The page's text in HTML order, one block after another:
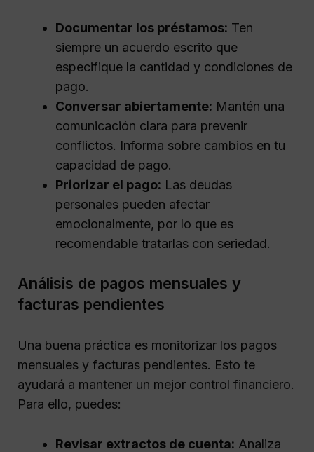
Documentar los préstamos: Ten
siempre un acuerdo escrito que
especifique la cantidad y condiciones de
pago.
Conversar abiertamente: Mantén una
comunicación clara para prevenir
conflictos. Informa sobre cambios en tu
capacidad de pago.
Priorizar el pago: Las deudas
personales pueden afectar
emocionalmente, por lo que es
recomendable tratarlas con seriedad.
Análisis de pagos mensuales y
facturas pendientes
Una buena práctica es monitorizar los pagos
mensuales y facturas pendientes. Esto te
ayudará a mantener un mejor control financiero.
Para ello, puedes:
Revisar extractos de cuenta: Analiza